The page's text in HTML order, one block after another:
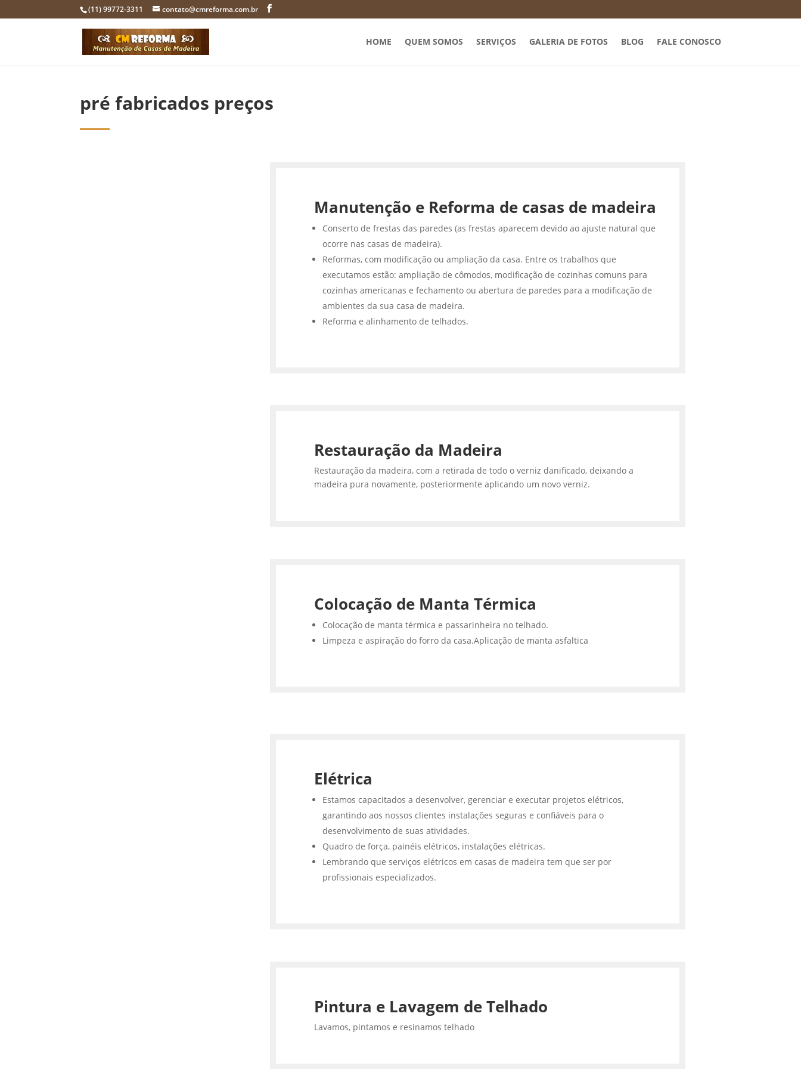
(11) 99772-3311 contato@cmreforma.com.br
HOME QUEM SOMOS SERVIÇOS GALERIA DE FOTOS BLOG FALE CONOSCO
pré fabricados preços
Manutenção e Reforma de casas de madeira
Conserto de frestas das paredes (as frestas aparecem devido ao ajuste natural que
ocorre nas casas de madeira).
Reformas, com modificação ou ampliação da casa. Entre os trabalhos que
executamos estão: ampliação de cômodos, modificação de cozinhas comuns para
cozinhas americanas e fechamento ou abertura de paredes para a modificação de
ambientes da sua casa de madeira.
Reforma e alinhamento de telhados.
Restauração da Madeira
Restauração da madeira, com a retirada de todo o verniz danificado, deixando a
madeira pura novamente, posteriormente aplicando um novo verniz.
Colocação de Manta Térmica
Colocação de manta térmica e passarinheira no telhado.
Limpeza e aspiração do forro da casa.Aplicação de manta asfaltica
Elétrica
Estamos capacitados a desenvolver, gerenciar e executar projetos elétricos,
garantindo aos nossos clientes instalações seguras e confiáveis para o
desenvolvimento de suas atividades.
Quadro de força, painéis elétricos, instalações elétricas.
Lembrando que serviços elétricos em casas de madeira tem que ser por
profissionais especializados.
Pintura e Lavagem de Telhado
Lavamos, pintamos e resinamos telhado